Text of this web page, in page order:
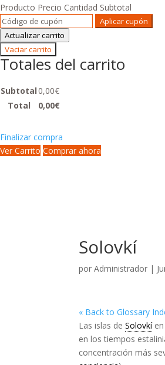
Producto Precio Cantidad Subtotal
Aplicar cupón
Actualizar carrito
Vaciar carrito
Totales del carrito
Subtotal0,00€
Total
0,00€
Finalizar compra
Ver Carrito Comprar ahora
Solovkí
porAdministrador |
« Back to Glossary
Las islas deSolovkíen
en los tiempos
concentración más